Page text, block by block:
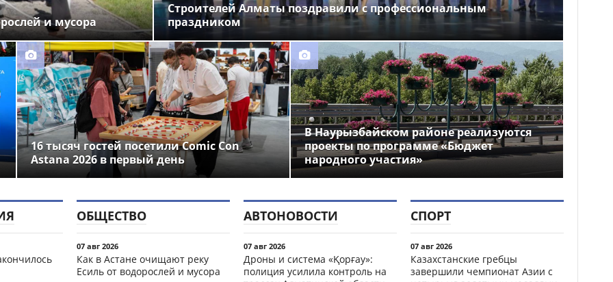
и мусора
Строителей Алматы поздравили с профессиональным
праздником
16 тысяч гостей посетили Comic Con
Astana 2026 в первый день
В Наурызбайском районе реализуются
проекты по программе «Бюджет
народного участия»
ОБЩЕСТВО
07 авг 2026
Как в Астане очищают реку
Есиль от водорослей и мусора
АВТОНОВОСТИ
07 авг 2026
Дроны и система «Қорғау»:
полиция усилила контроль на
СПОРТ
07 авг 2026
Казахстанские гребцы
завершили чемпионат Азии с